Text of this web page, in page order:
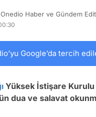
Haber ve Gündem
Google’da tercih
Yüksek İstişare
dua ve salavat